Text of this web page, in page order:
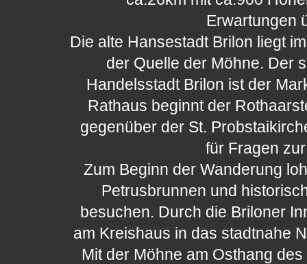
Erwartungen
Die alte Hansestadt Brilon liegt
der Quelle der Möhne. Der
Handelsstadt Brilon ist der
Rathaus beginnt der
gegenüber der St.
für Fragen
Zum Beginn der Wanderung
Petrusbrunnen und
besuchen. Durch die Briloner
am Kreishaus in das stadtnahe
Mit der Möhne am Osthang